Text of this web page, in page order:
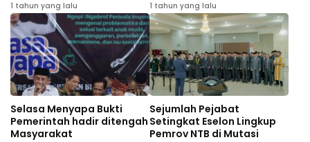
1 tahun yang lalu 1 tahun yang lalu
Selasa Menyapa Bukti
Pemerintah hadir ditengah
Masyarakat
Sejumlah Pejabat
Setingkat Eselon Lingkup
Pemrov NTB di Mutasi